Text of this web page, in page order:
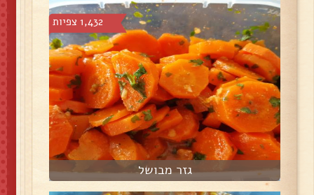
1,432 צפיות
גזר מבושל